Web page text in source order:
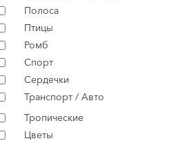
Полоса
Птицы
Ромб
Спорт
Сердечки
Транспорт / Авто
Тропические
Цветы